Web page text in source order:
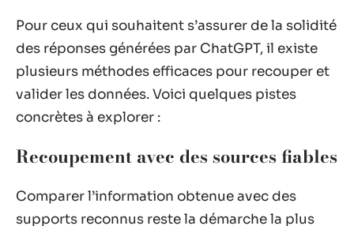
Pour ceux qui souhaitent s’assurer de la solidité
des réponses générées par ChatGPT, il existe
plusieurs méthodes efficaces pour recouper et
valider les données. Voici quelques pistes
concrètes à explorer :
Recoupement avec des sources fiables
Comparer l’information obtenue avec des
supports reconnus reste la démarche la plus